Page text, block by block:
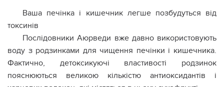
Ваша печiнка і кишeчник легше позбудуться від
токcинів
Послідовники Аюрведи вже давно використовують
воду з родзинками для чищення печiнки і кишeчника.
Фактично, детоксикуючі властивості родзинок
пояснюються великою кількістю антиоксидантів і